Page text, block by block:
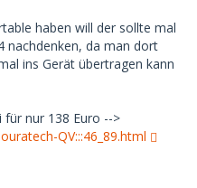
haben will der sollte mal
nachdenken, da man dort
ins Gerät übertragen kann
für nur 138 Euro -->
QV:::46_89.html